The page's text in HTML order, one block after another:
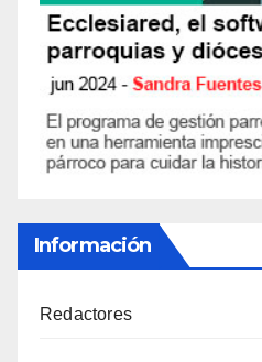
Información
Redactores